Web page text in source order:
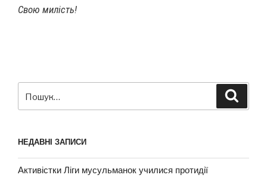
Свою милість!
НЕДАВНІ ЗАПИСИ
Активістки Ліги мусульманок училися протидії